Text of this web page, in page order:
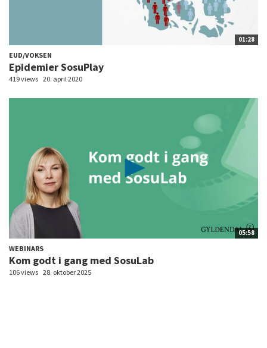
01:28
EUD/VOKSEN
Epidemier SosuPlay
419 views 20. april 2020
05:58
WEBINARS
Kom godt i gang med SosuLab
106 views 28. oktober 2025